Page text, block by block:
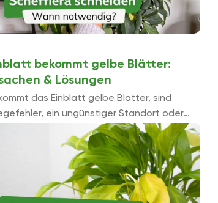
bekommt gelbe Blätter:
& Lösungen
das Einblatt gelbe Blätter, sind
ein ungünstiger Standort oder
meist die Ursache. Haben Sie die
Gegenmaßnahme eingeleitet, erholt
die Pflanze jedoch ...